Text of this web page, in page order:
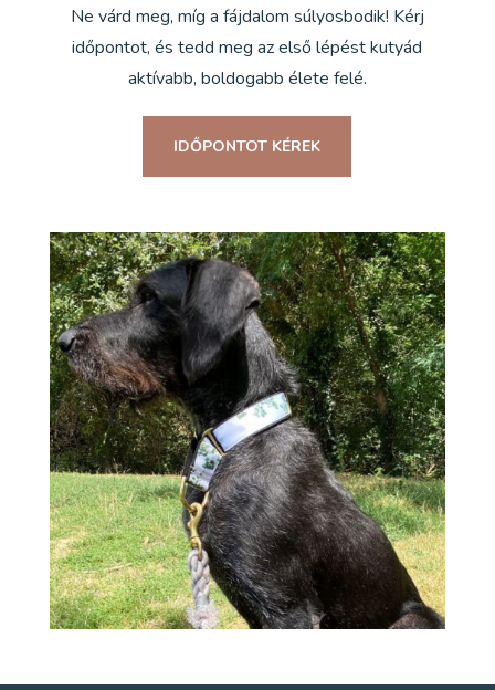
Ne várd meg, míg a fájdalom súlyosbodik! Kérj
időpontot, és tedd meg az első lépést kutyád
aktívabb, boldogabb élete felé.
IDŐPONTOT KÉREK